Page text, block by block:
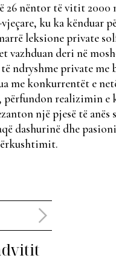
26 nëntor të vitit 2000
ku ka kënduar
leksione private
vazhduan deri në
ndryshme private
me konkurrentët e
përfundon realizimin
një pjesë të
dashurinë dhe